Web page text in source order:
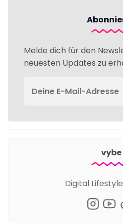
Melde dich für den
neuesten Updates zu
vybe
Digital